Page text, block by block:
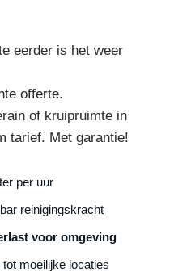
eerder is het weer
offerte.
of kruipruimte in
tarief. Met garantie!
per uur
reinigingskracht
voor omgeving
tot moeilijke locaties